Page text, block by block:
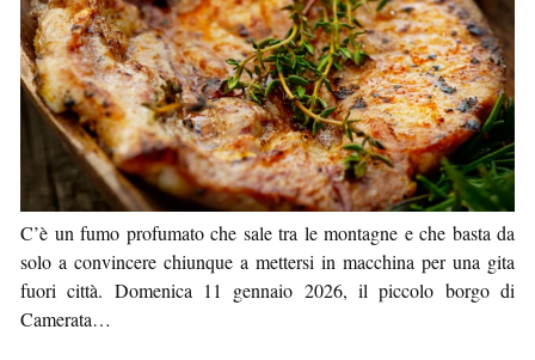
C’è un fumo profumato che sale tra le montagne e che basta da
solo a convincere chiunque a mettersi in macchina per una gita
fuori città. Domenica 11 gennaio 2026, il piccolo borgo di
Camerata…